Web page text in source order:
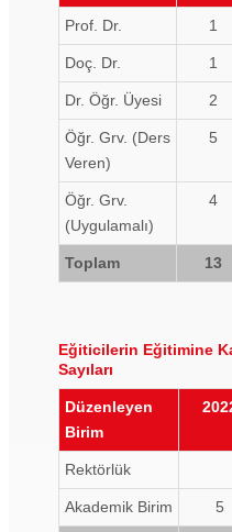
Prof. Dr. 1
Doç. Dr. 1
Dr. Öğr. Üyesi 2
Öğr. Grv. (Ders
Veren)
5
Öğr. Grv.
(Uygulamalı)
4
Toplam 13
Eğiticilerin Eğitimine
Sayıları
Düzenleyen
Birim
Rektörlük
Akademik Birim 5